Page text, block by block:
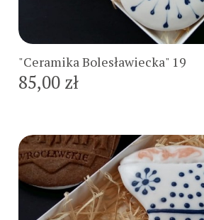
"Ceramika Bolesławiecka" 19
85,00 zł
Do koszyka